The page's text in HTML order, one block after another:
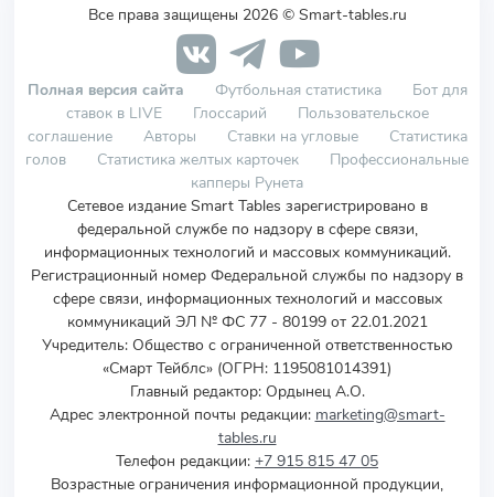
Все права защищены 2026 © Smart-tables.ru
Полная версия сайта Футбольная статистика
Бот для
ставок в LIVE
Глоссарий
Пользовательское
соглашение
Авторы Ставки на угловые
Статистика
голов
Статистика желтых карточек
Профессиональные
капперы Рунета
Сетевое издание Smart Tables зарегистрировано в
федеральной службе по надзору в сфере связи,
информационных технологий и массовых коммуникаций.
Регистрационный номер Федеральной службы по надзору в
сфере связи, информационных технологий и массовых
коммуникаций ЭЛ № ФС 77 - 80199 от 22.01.2021
Учредитель: Общество с ограниченной ответственностью
«Смарт Тейблс» (ОГРН: 1195081014391)
Главный редактор: Ордынец А.О.
Адрес электронной почты редакции: marketing@smart-
tables.ru
Телефон редакции: +7 915 815 47 05
Возрастные ограничения информационной продукции,